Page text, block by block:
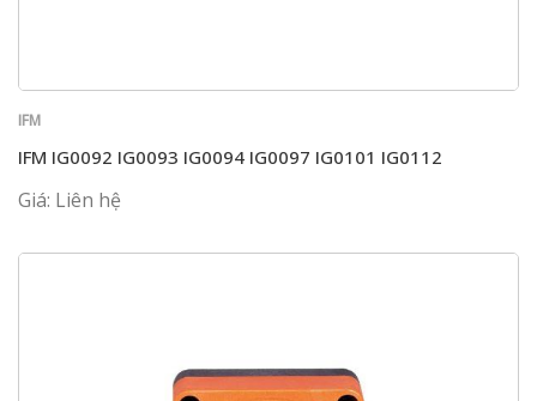
IFM
IFM IG0092 IG0093 IG0094 IG0097 IG0101 IG0112
Giá: Liên hệ